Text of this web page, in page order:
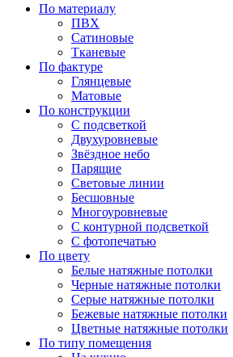
По материалу
ПВХ
Сатиновые
Тканевые
По фактуре
Глянцевые
Матовые
По конструкции
С подсветкой
Двухуровневые
Звёздное небо
Парящие
Световые линии
Бесшовные
Многоуровневые
С контурной подсветкой
С фотопечатью
По цвету
Белые натяжные потолки
Черные натяжные потолки
Серые натяжные потолки
Бежевые натяжные потолки
Цветные натяжные потолки
По типу помещения